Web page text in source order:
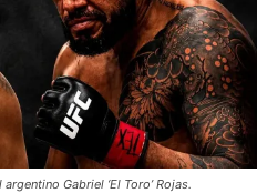
Gabriel ‘El Toro’ Rojas.